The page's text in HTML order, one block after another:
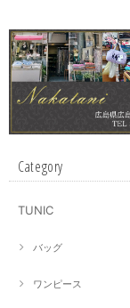
Category
TUNIC
バッグ
ワンピース